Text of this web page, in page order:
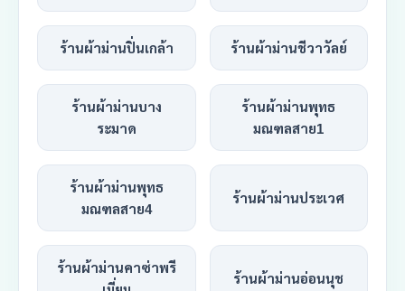
ร้านผ้าม่านปิ่นเกล้า ร้านผ้าม่านชีวาวัลย์
ร้านผ้าม่านบาง
ระมาด
ร้านผ้าม่านพุทธ
มณฑลสาย1
ร้านผ้าม่านพุทธ
มณฑลสาย4
ร้านผ้าม่านประเวศ
ร้านผ้าม่านคาซ่าพรี
ร้านผ้าม่านอ่อนนุช